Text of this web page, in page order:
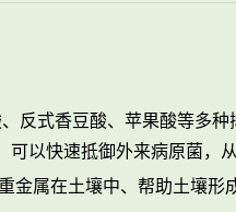
反式香豆酸、苹果酸等多
以快速抵御外来病原菌，
属在土壤中、帮助土壤形